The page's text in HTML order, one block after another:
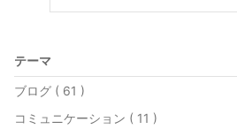
テーマ
ブログ ( 61 )
コミュニケーション ( 11 )